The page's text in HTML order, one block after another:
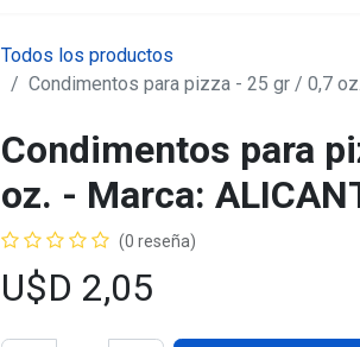
Todos los productos
Condimentos para pizza - 25 gr / 0,7
Condimentos para
oz. - Marca:
(0 reseña)
U$D 2,05